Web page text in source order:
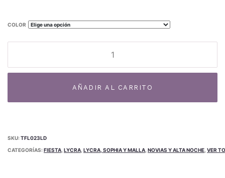
COLOR
23L
AÑADIR AL CARRITO
SKU:TFL023LD
CATEGORÍAS:FIESTA LYCRA LYCRA, SOPHIA Y MALLA NOVIAS Y ALTA NOCHE VER